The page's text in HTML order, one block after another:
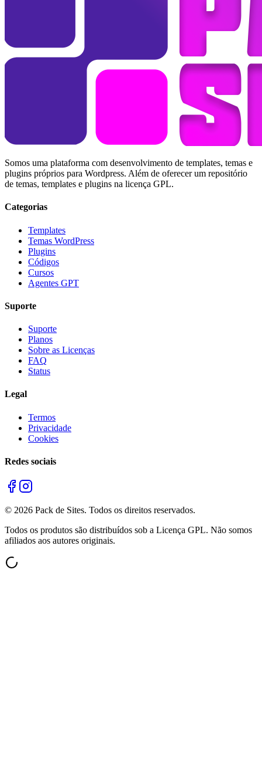
Somos uma plataforma com desenvolvimento de templates, temas e
plugins próprios para Wordpress. Além de oferecer um repositório
de temas, templates e plugins na licença GPL.
Categorias
Templates
Temas WordPress
Plugins
Códigos
Cursos
Agentes GPT
Suporte
Suporte
Planos
Sobre as Licenças
FAQ
Status
Legal
Termos
Privacidade
Cookies
Redes sociais
© 2026 Pack de Sites. Todos os direitos reservados.
Todos os produtos são distribuídos sob a Licença GPL. Não somos
afiliados aos autores originais.